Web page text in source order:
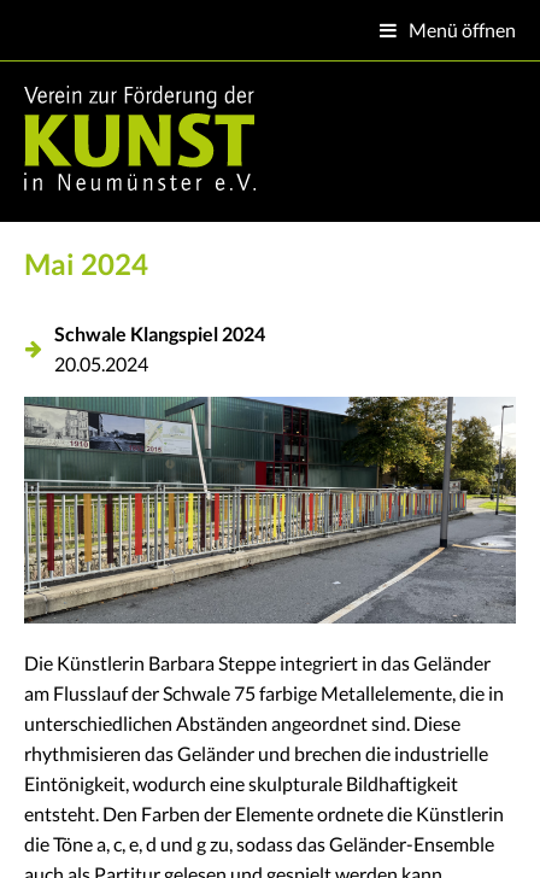
 Menü öffnen
Mai 2024
Schwale Klangspiel 2024
20.05.2024
Die Künstlerin Barbara Steppe integriert in das Geländer
am Flusslauf der Schwale 75 farbige Metallelemente, die in
unterschiedlichen Abständen angeordnet sind. Diese
rhythmisieren das Geländer und brechen die industrielle
Eintönigkeit, wodurch eine skulpturale Bildhaftigkeit
entsteht. Den Farben der Elemente ordnete die Künstlerin
die Töne a, c, e, d und g zu, sodass das Geländer-Ensemble